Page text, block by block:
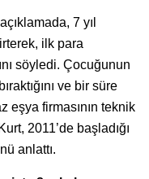
7 yıl
ilk para
söyledi. Çocuğunun
ve bir süre
eşya firmasının teknik
2011’de başladığı
anlattı.